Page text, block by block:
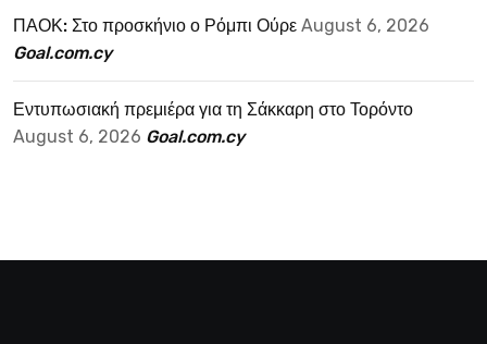
ΠΑΟΚ: Στο προσκήνιο ο Ρόμπι Ούρε August 6, 2026
Goal.com.cy
Εντυπωσιακή πρεμιέρα για τη Σάκκαρη στο Τορόντο
August 6, 2026 Goal.com.cy